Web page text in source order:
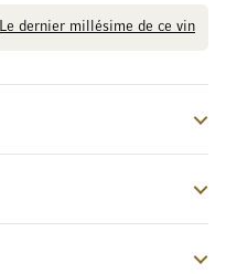
Le dernier millésime de ce vin